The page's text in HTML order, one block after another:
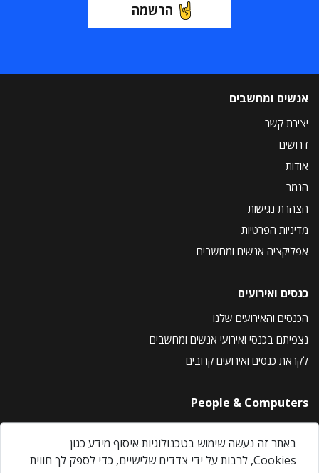
הרשמה
אנשים ומחשבים
יצירת קשר
דרושים
אודות
הנמר
הצהרת נגישות
מדיניות הפרטיות
אפליקציה אנשים ומחשבים
כנסים ואירועים
הכנסים והאירועים שלנו
נצפיתם בכנסי ואירועי אנשים ומחשבים
לקראת כנסים ואירועים קרובים
People & Computers
About Us
Privacy Policy
באתר זה נעשה שימוש בטכנולוגיות איסוף מידע כגון
Cookies, לרבות על ידי צדדים שלישיים, כדי לספק לך חווית